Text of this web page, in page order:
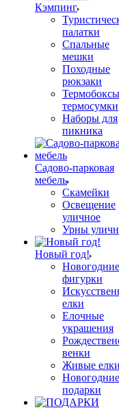
Кэмпинг
палатки
Спальные
мешки
Походные
рюкзаки
термосумки
Наборы для
пикника
Садово-парковая
мебель
Скамейки
Освещение
уличное
Урны
Новый год!
Новогодние
фигурки
елки
Елочные
украшения
венки
Живые елки
Новогодние
подарки